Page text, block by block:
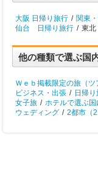
大阪 日帰り旅行 / 関東
仙台 日帰り旅行 / 東
他の種類で選ぶ国
Ｗｅｂ掲載限定の旅（ツ
ビジネス・出張 / 日帰
女子旅 / ホテルで選ぶ国
ウェディング / 2都市（